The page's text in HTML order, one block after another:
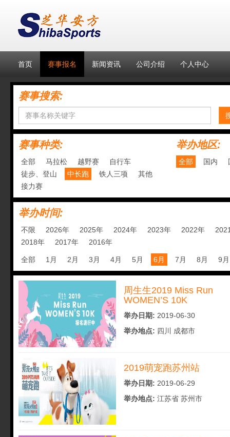
首页 赛事报名 新闻资讯 公司介绍 个人中心
赛事搜索:
赛事种类:
全部 马拉松 越野赛
自行车
徒步、登山
中长跑 铁人三项
其他
接力赛
举办地区:
全部 国内
举办时间:
不限 2026年 2025年 2024年 2023年 2022年
2018年
2017年 2016年
全部 1月 2月 3月 4月 5月 6月 7月 8月 9月
周生生2019 Miss Run
WOMEN’S 10K
举办日期: 2019-06-30
举办地点: 四川 成都市
2019萌宠跑苏州站
举办日期: 2019-06-29
举办地点: 江苏省 苏州市